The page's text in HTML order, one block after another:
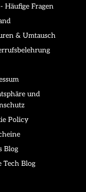
Häufige Fragen
& Umtausch
und
Policy
Blog
Tech Blog